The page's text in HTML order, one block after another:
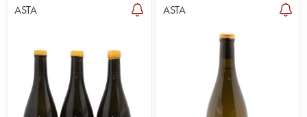
ASTA ASTA